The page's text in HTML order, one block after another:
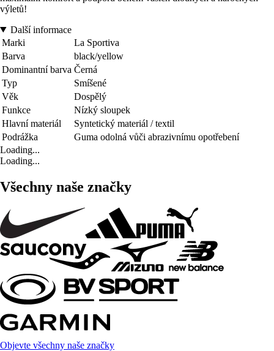
výletů!
Další informace
Marki
La Sportiva
Barva
black/yellow
Dominantní barva Černá
Typ
Smíšené
Věk
Dospělý
Funkce
Nízký sloupek
Hlavní materiál
Syntetický materiál / textil
Podrážka
Guma odolná vůči abrazivnímu opotřebení
Loading...
Loading...
Všechny naše značky
Objevte všechny naše značky